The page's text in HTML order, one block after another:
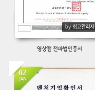
by 최고관리자
영상캠 전파법인증서
02
JAN